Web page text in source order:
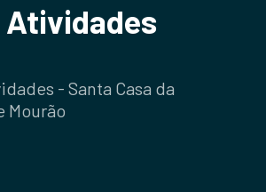
Atividades
- Santa Casa da
Mourão